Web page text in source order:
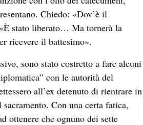
Chiedo: «Dov’è il
stato liberato… Ma tornerà la
ricevere il battesimo».
sono stato costretto a fare alcuni
con le autorità del
all’ex detenuto di rientrare in
Con una certa fatica,
ottenere che ognuno dei sette